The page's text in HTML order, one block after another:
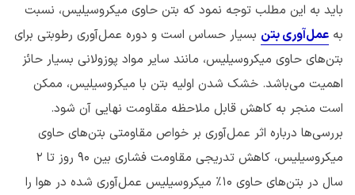
باید به این مطلب توجه نمود که بتن حاوی میکروسیلیس، نسبت
به عمل‌آوری بتن بسیار حساس است و دوره عمل‌آوری رطوبتی برای
بتن‌های حاوی میکروسیلیس، مانند سایر مواد پوزولانی بسیار حائز
اهمیت می‌باشد. خشک شدن اولیه بتن با میکروسیلیس، ممکن
است منجر به کاهش قابل ملاحظه مقاومت نهایی آن شود.
بررسی‌ها درباره اثر عمل‌آوری بر خواص مقاومتی بتن‌های حاوی
میکروسیلیس، کاهش تدریجی مقاومت فشاری بین ۹۰ روز تا ۲
سال در بتن‌های حاوی ۱۰٪ میکروسیلیس عمل‌آوری شده در هوا را